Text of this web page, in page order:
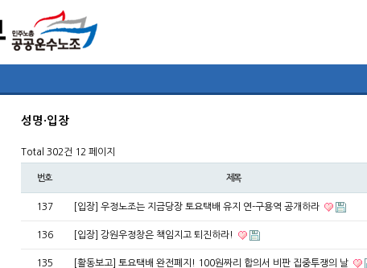
성명·입장
Total 302건 12 페이지
번호 제목
137 [입장] 우정노조는 지금당장 토요택배 유지 연-구용역 공개하라
136 [입장] 강원우정창은 책임지고 퇴진하라!
135 [활동보고] 토요택배 완전폐지! 100원짜리 합의서 비판 집중투쟁의 날